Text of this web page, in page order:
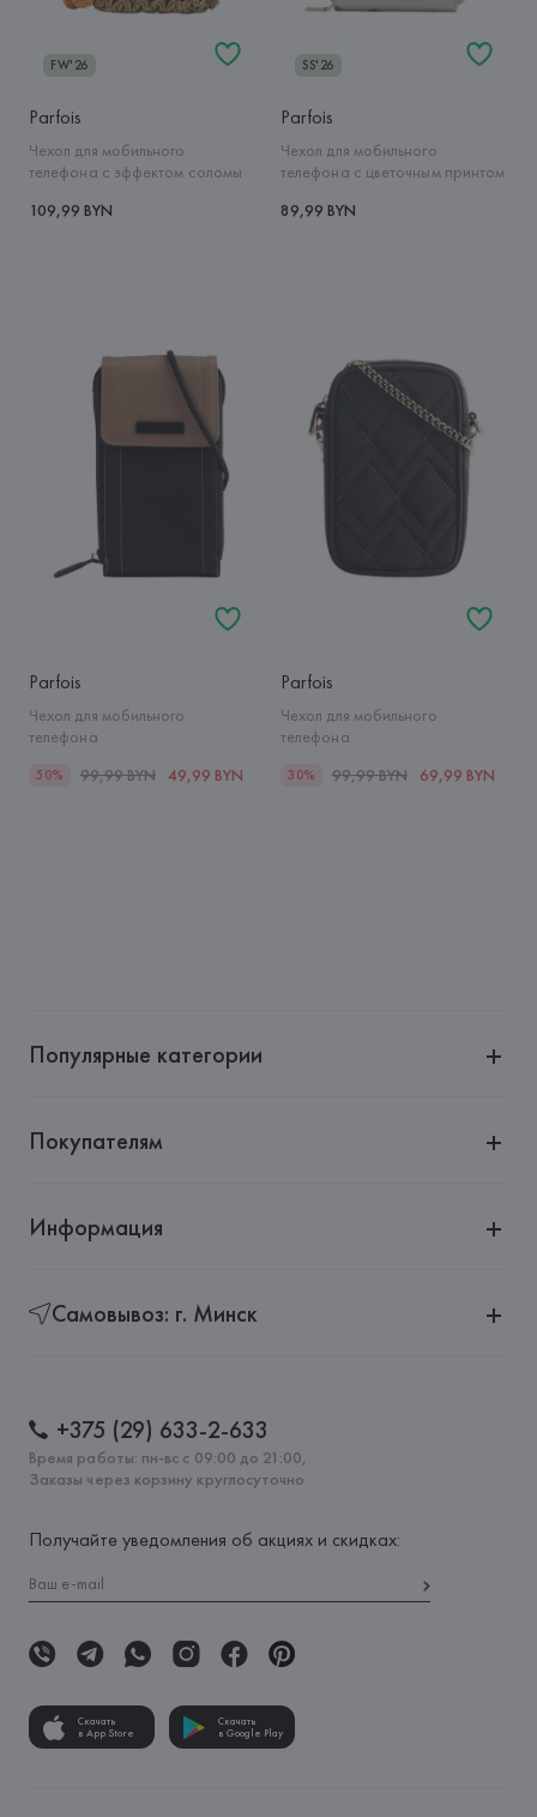
FW'26
Parfois
Чехол для мобильного
телефона с эффектом соломы
109,99 BYN
SS'26
Parfois
Чехол для мобильного
телефона с цветочным принтом
89,99 BYN
Parfois
Чехол для мобильного
телефона
50% 99,99 BYN 49,99 BYN
Parfois
Чехол для мобильного
телефона
30% 99,99 BYN 69,99 BYN
Популярные категории
Покупателям
Информация
Самовывоз: г. Минск
+375 (29) 633-2-633
Время работы: пн-вс с 09:00 до 21:00,
Заказы через корзину круглосуточно
Получайте уведомления об акциях и скидках:
Скачать
в App Store
Скачать
в Google Play